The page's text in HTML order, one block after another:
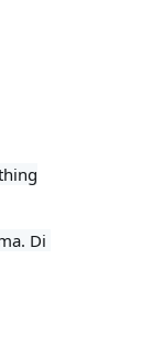
Di